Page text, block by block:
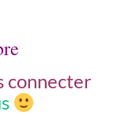
connecter